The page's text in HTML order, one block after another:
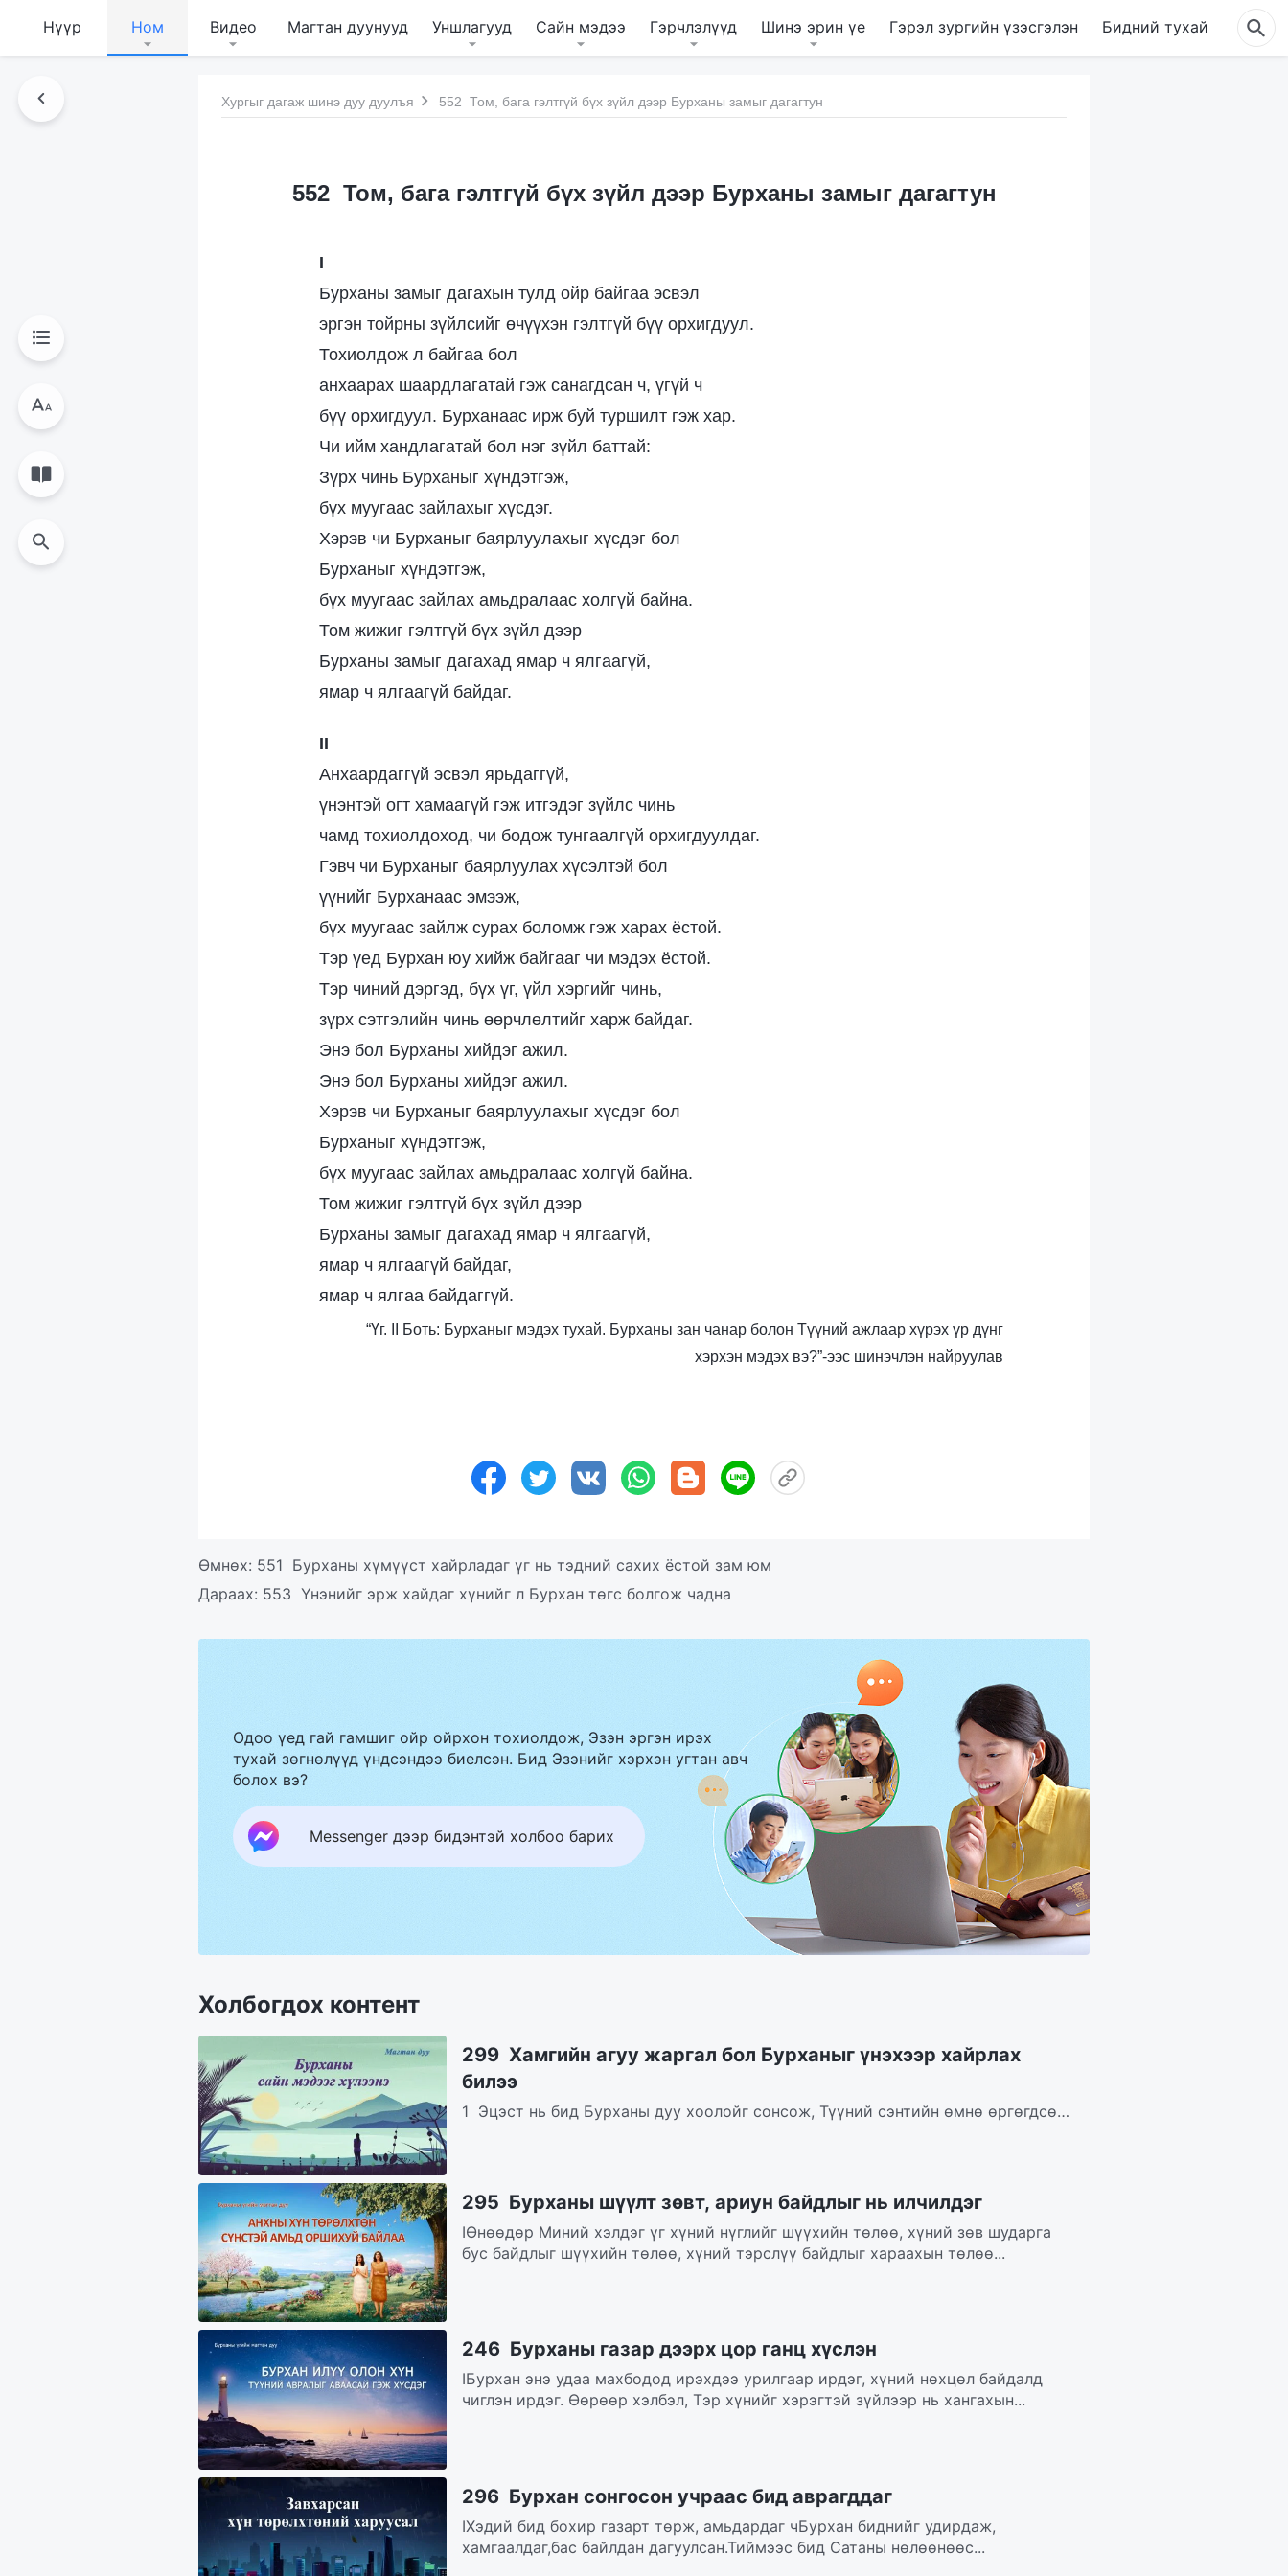
Нүүр Ном Видео Магтан дуунууд Уншлагууд Сайн мэдээ Гэрчлэлүүд Шинэ эрин үе Гэрэл зургийн үзэсгэлэн Бидний тухай
Хургыг дагаж шинэ дуу дуулъя 552 Том, бага гэлтгүй бүх зүйл дээр Бурханы замыг дагагтун
552 Том, бага гэлтгүй бүх зүйл дээр Бурханы замыг дагагтун
I
Бурханы замыг дагахын тулд ойр байгаа эсвэл
эргэн тойрны зүйлсийг өчүүхэн гэлтгүй бүү орхигдуул.
Тохиолдож л байгаа бол
анхаарах шаардлагатай гэж санагдсан ч, үгүй ч
бүү орхигдуул. Бурханаас ирж буй туршилт гэж хар.
Чи ийм хандлагатай бол нэг зүйл баттай:
Зүрх чинь Бурханыг хүндэтгэж,
бүх муугаас зайлахыг хүсдэг.
Хэрэв чи Бурханыг баярлуулахыг хүсдэг бол
Бурханыг хүндэтгэж,
бүх муугаас зайлах амьдралаас холгүй байна.
Том жижиг гэлтгүй бүх зүйл дээр
Бурханы замыг дагахад ямар ч ялгаагүй,
ямар ч ялгаагүй байдаг.
II
Анхаардаггүй эсвэл ярьдаггүй,
үнэнтэй огт хамаагүй гэж итгэдэг зүйлс чинь
чамд тохиолдоход, чи бодож тунгаалгүй орхигдуулдаг.
Гэвч чи Бурханыг баярлуулах хүсэлтэй бол
үүнийг Бурханаас эмээж,
бүх муугаас зайлж сурах боломж гэж харах ёстой.
Тэр үед Бурхан юу хийж байгааг чи мэдэх ёстой.
Тэр чиний дэргэд, бүх үг, үйл хэргийг чинь,
зүрх сэтгэлийн чинь өөрчлөлтийг харж байдаг.
Энэ бол Бурханы хийдэг ажил.
Энэ бол Бурханы хийдэг ажил.
Хэрэв чи Бурханыг баярлуулахыг хүсдэг бол
Бурханыг хүндэтгэж,
бүх муугаас зайлах амьдралаас холгүй байна.
Том жижиг гэлтгүй бүх зүйл дээр
Бурханы замыг дагахад ямар ч ялгаагүй,
ямар ч ялгаагүй байдаг,
ямар ч ялгаа байдаггүй.
“Үг. II Боть: Бурханыг мэдэх тухай. Бурханы зан чанар болон Түүний ажлаар хүрэх үр дүнг
хэрхэн мэдэх вэ?”-ээс шинэчлэн найруулав
Өмнөх: 551 Бурханы хүмүүст хайрладаг үг нь тэдний сахих ёстой зам юм
Дараах: 553 Үнэнийг эрж хайдаг хүнийг л Бурхан төгс болгож чадна
Одоо үед гай гамшиг ойр ойрхон тохиолдож, Эзэн эргэн ирэх
тухай зөгнөлүүд үндсэндээ биелсэн. Бид Эзэнийг хэрхэн угтан авч
болох вэ?
Messenger дээр бидэнтэй холбоо барих
Холбогдох контент
299 Хамгийн агуу жаргал бол Бурханыг үнэхээр хайрлах
билээ
1 Эцэст нь бид Бурханы дуу хоолойг сонсож, Түүний сэнтийн өмнө өргөгдсөн.
295 Бурханы шүүлт зөвт, ариун байдлыг нь илчилдэг
IӨнөөдөр Миний хэлдэг үг хүний нүглийг шүүхийн төлөө, хүний зөв шударга
бус байдлыг шүүхийн төлөө, хүний тэрслүү байдлыг хараахын төлөө...
246 Бурханы газар дээрх цор ганц хүслэн
IБурхан энэ удаа махбодод ирэхдээ урилгаар ирдэг, хүний нөхцөл байдалд
чиглэн ирдэг. Өөрөөр хэлбэл, Тэр хүнийг хэрэгтэй зүйлээр нь хангахын...
296 Бурхан сонгосон учраас бид аврагддаг
IХэдий бид бохир газарт төрж, амьдардаг чБурхан биднийг удирдаж,
хамгаалдаг,бас байлдан дагуулсан.Тиймээс бид Сатаны нөлөөнөөс...